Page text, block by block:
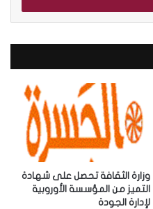
وزارة الثقافة تحصل على شهادة
التميز من المؤسسة الأوروبية
لإدارة الجودة